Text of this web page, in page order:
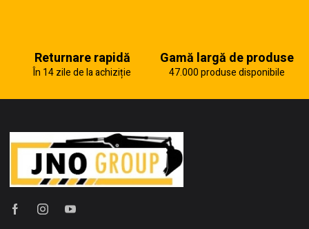
Returnare rapidă
În 14 zile de la achiziție
Gamă largă de produse
47.000 produse disponibile